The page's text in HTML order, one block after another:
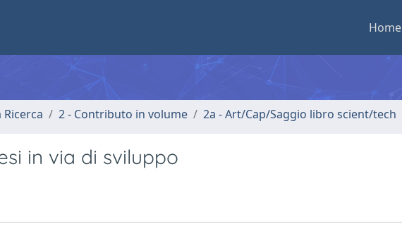
Home
2 - Contributo in volume 2a - Art/Cap/Saggio libro scient/tech
in via di sviluppo